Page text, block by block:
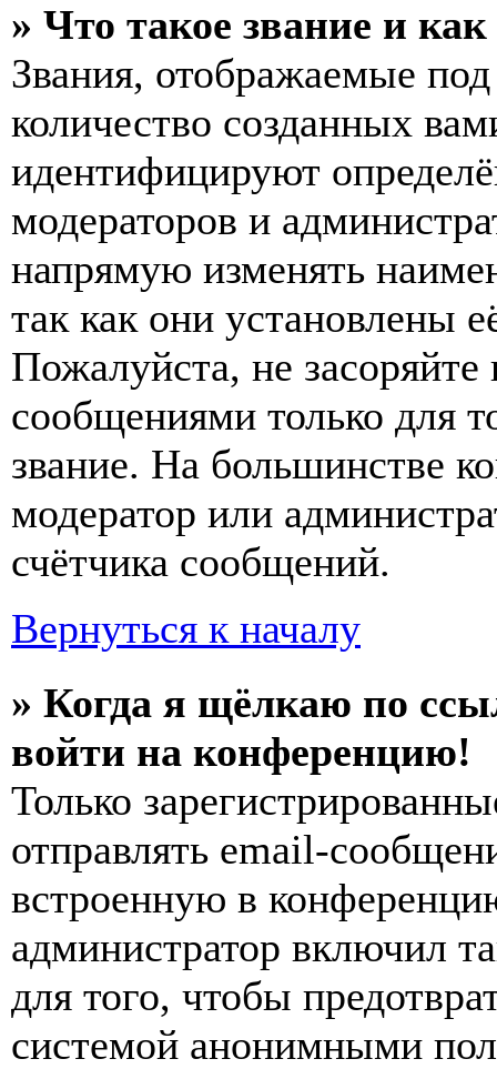
» Что такое звание и
Звания, отображаемые
количество созданных
идентифицируют
модераторов и
напрямую изменять
так как они установлены
Пожалуйста, не
сообщениями только для
звание. На большинстве
модератор или
счётчика сообщений.
Вернуться к началу
» Когда я щёлкаю по
войти на конференцию!
Только
отправлять email-
встроенную в
администратор включил
для того, чтобы
системой анонимными